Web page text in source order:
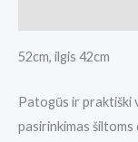
52cm, ilgis 42cm
Patogūs ir praktiški
pasirinkimas